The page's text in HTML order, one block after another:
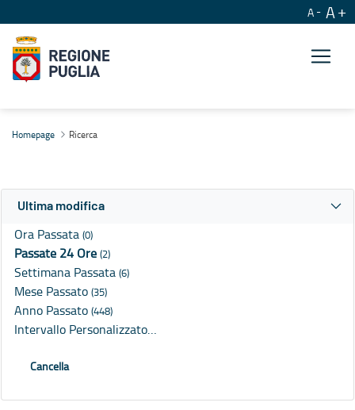
A A
Homepage Ricerca
Ultima modifica
Ora Passata (0)
Passate 24 Ore (2)
Settimana Passata (6)
Mese Passato (35)
Anno Passato (448)
Intervallo Personalizzato…
Cancella